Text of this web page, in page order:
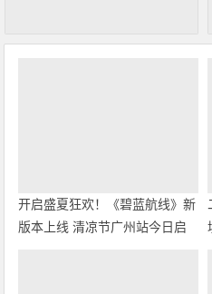
开启盛夏狂欢！《碧蓝航线》新
版本上线 清凉节广州站今日启